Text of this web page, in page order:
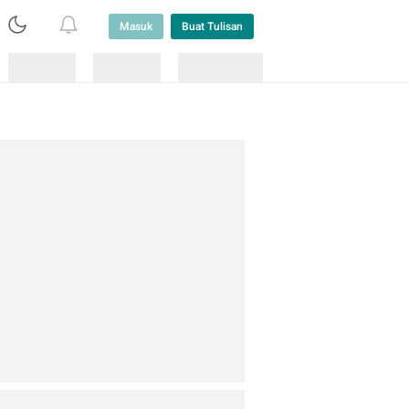
Masuk Buat Tulisan